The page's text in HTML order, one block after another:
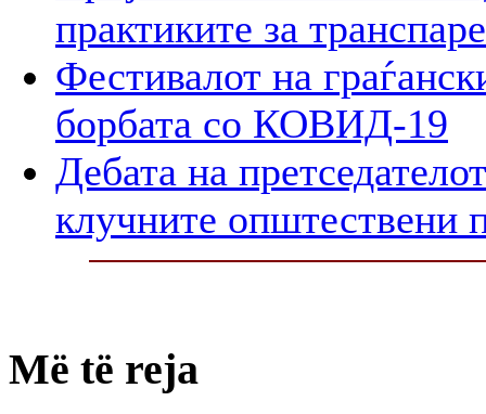
практиките за
Фестивалот на
борбата со КОВИД-19
Дебата на
клучните општествени
Më të reja